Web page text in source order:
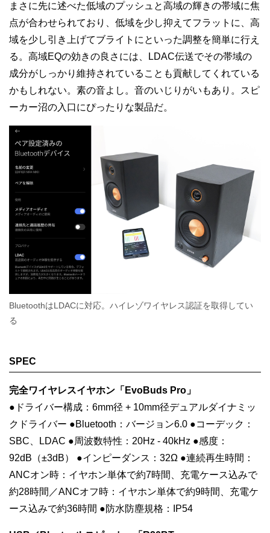
まさに先に述べた低域のプッシュと高域の輝きの帯域に焦
点が合わせられており、低域を少し抑えてフラットに、高
域を少し引き上げてブライトにといった調整を簡単に行え
る。高域EQの効きの良さには、LDAC伝送でその帯域の
成分がしっかり維持されていることも貢献してくれている
かもしれない。素の音よし。音のいじりがいもあり。スピ
ーカー沼の入口にぴったりな製品だ。
BluetoothはLDACに対応。ハイレゾワイヤレス認証を取得してい
る
SPEC
完全ワイヤレスイヤホン「EvoBuds Pro」
●ドライバー構成：6mm径 + 10mm径デュアルダイナミッ
クドライバー ●Bluetooth：バージョン6.0 ●コーデック：
SBC、LDAC ●周波数特性：20Hz - 40kHz ●感度：
92dB（±3dB） ●インピーダンス：32Ω ●連続再生時間：
ANCオン時：イヤホン単体で約7時間、充電ケース込みで
約28時間／ANCオフ時：イヤホン単体で約9時間、充電ケ
ース込みで約36時間 ●防水防塵規格：IP54